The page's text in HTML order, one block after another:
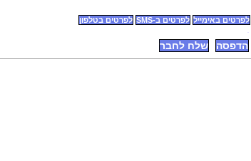
לפרטים באימייל לפרטים ב-SMS לפרטים בטלפון
הדפסה שלח לחבר